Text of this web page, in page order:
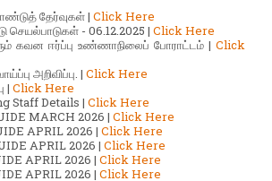
தேர்வுகள் | Click Here
செயல்பாடுகள் - 06.12.2025 | Click Here
கவன ஈர்ப்பு உண்ணாநிலைப் போராட்டம் | Click
அறிவிப்பு. | Click Here
| Click Here
Staff Details | Click Here
MARCH 2026 | Click Here
APRIL 2026 | Click Here
APRIL 2026 | Click Here
APRIL 2026 | Click Here
APRIL 2026 | Click Here